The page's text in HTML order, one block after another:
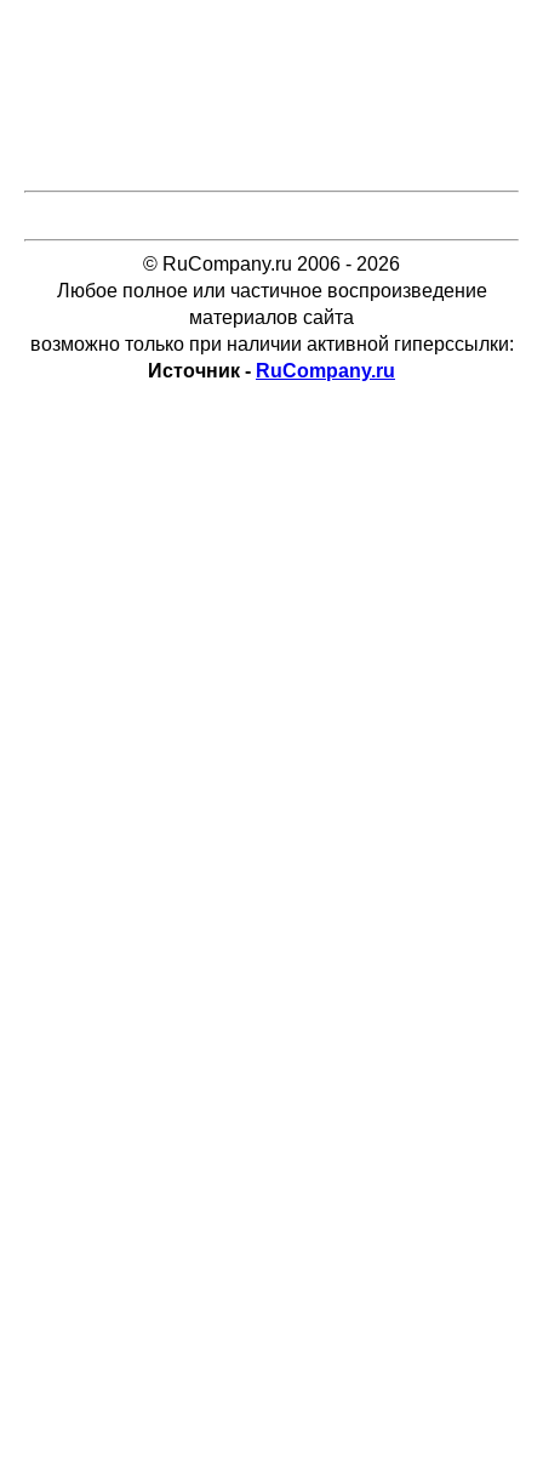
© RuCompany.ru 2006 - 2026
Любое полное или частичное воспроизведение
материалов сайта
возможно только при наличии активной гиперссылки:
Источник - RuCompany.ru